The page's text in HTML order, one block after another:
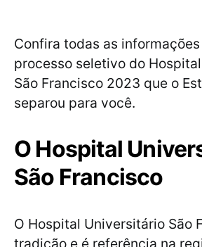
Confira todas as
processo seletivo do
São Francisco 2023 que o
separou para você.
O Hospital
São Francisco
O Hospital Universitário São